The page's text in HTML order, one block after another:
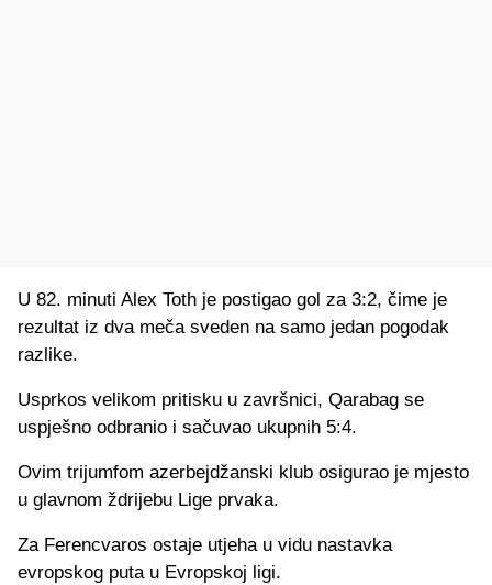
U 82. minuti Alex Toth je postigao gol za 3:2, čime je
rezultat iz dva meča sveden na samo jedan pogodak
razlike.
Usprkos velikom pritisku u završnici, Qarabag se
uspješno odbranio i sačuvao ukupnih 5:4.
Ovim trijumfom azerbejdžanski klub osigurao je mjesto
u glavnom ždrijebu Lige prvaka.
Za Ferencvaros ostaje utjeha u vidu nastavka
evropskog puta u Evropskoj ligi.